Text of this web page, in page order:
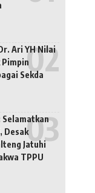
Ari YH Nilai
Pimpin
Sekda
Selamatkan
Desak
Jatuhi
TPPU